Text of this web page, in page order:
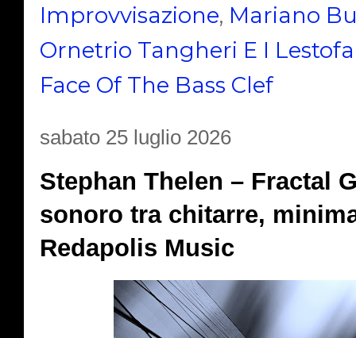
Improvvisazione, Mariano
Ornetrio Tangheri E I
Face Of The Bass Clef
sabato 25 luglio 2026
Stephan Thelen – Fractal
sonoro tra chitarre,
Redapolis Music